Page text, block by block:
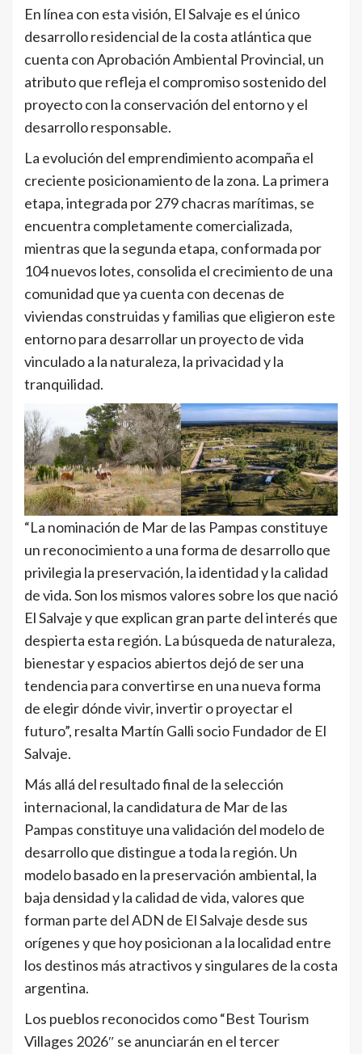
En línea con esta visión, El Salvaje es el único
desarrollo residencial de la costa atlántica que
cuenta con Aprobación Ambiental Provincial, un
atributo que refleja el compromiso sostenido del
proyecto con la conservación del entorno y el
desarrollo responsable.
La evolución del emprendimiento acompaña el
creciente posicionamiento de la zona. La primera
etapa, integrada por 279 chacras marítimas, se
encuentra completamente comercializada,
mientras que la segunda etapa, conformada por
104 nuevos lotes, consolida el crecimiento de una
comunidad que ya cuenta con decenas de
viviendas construidas y familias que eligieron este
entorno para desarrollar un proyecto de vida
vinculado a la naturaleza, la privacidad y la
tranquilidad.
“La nominación de Mar de las Pampas constituye
un reconocimiento a una forma de desarrollo que
privilegia la preservación, la identidad y la calidad
de vida. Son los mismos valores sobre los que nació
El Salvaje y que explican gran parte del interés que
despierta esta región. La búsqueda de naturaleza,
bienestar y espacios abiertos dejó de ser una
tendencia para convertirse en una nueva forma
de elegir dónde vivir, invertir o proyectar el
futuro”, resalta Martín Galli socio Fundador de El
Salvaje.
Más allá del resultado final de la selección
internacional, la candidatura de Mar de las
Pampas constituye una validación del modelo de
desarrollo que distingue a toda la región. Un
modelo basado en la preservación ambiental, la
baja densidad y la calidad de vida, valores que
forman parte del ADN de El Salvaje desde sus
orígenes y que hoy posicionan a la localidad entre
los destinos más atractivos y singulares de la costa
argentina.
Los pueblos reconocidos como “Best Tourism
Villages 2026″ se anunciarán en el tercer